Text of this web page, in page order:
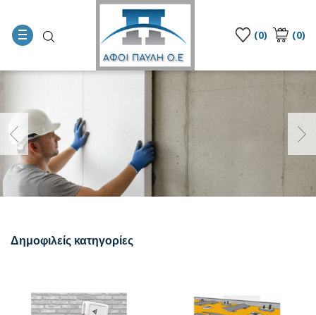
(0) (0)
Δημοφιλείς κατηγορίες